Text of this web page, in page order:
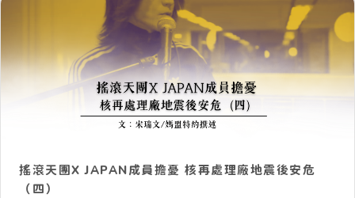
搖滾天團X JAPAN成員擔憂 核再處理廠地震後安危
（四）